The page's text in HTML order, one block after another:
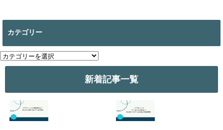
カテゴリー
カ
テ
新着記事一覧